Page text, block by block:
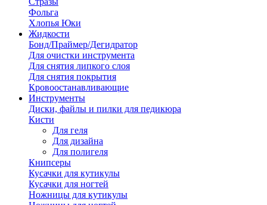
Фольга
Хлопья Юки
Жидкости
Бонд/Праймер/Дегидратор
Для очистки инструмента
Для снятия липкого слоя
Для снятия покрытия
Кровоостанавливающие
Инструменты
Диски, файлы и пилки для педикюра
Кисти
Для геля
Для дизайна
Для полигеля
Книпсеры
Кусачки для кутикулы
Кусачки для ногтей
Ножницы для кутикулы